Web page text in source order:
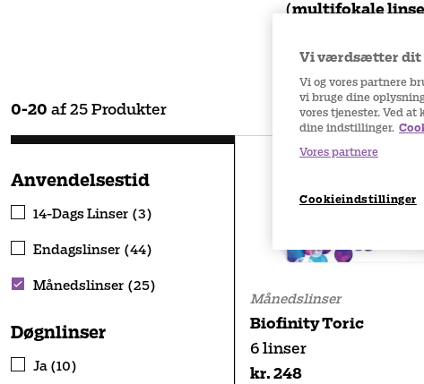
(multifokale
optimal komfort
0-20 af 25 Produkter
Anvendelsestid
14-Dags Linser (3)
Endagslinser (44)
Månedslinser (25)
Døgnlinser
Ja (10)
Månedslinser
Biofinity Toric
6 linser
kr. 248
Vi værdsætter dit
Vi og vores partnere
vi bruge dine
vores tjenester. Ved
dine indstillinger.
Vores partnere
Cookieindstillinger